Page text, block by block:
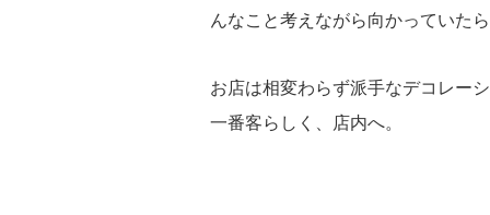
んなこと考えながら向かっていた
お店は相変わらず派手なデコレー
一番客らしく、店内へ。